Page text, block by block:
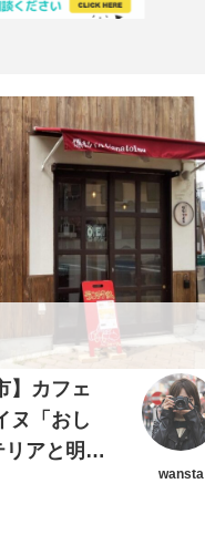
さい
】カフェ
ヌ「おし
アと明る
」
wansta